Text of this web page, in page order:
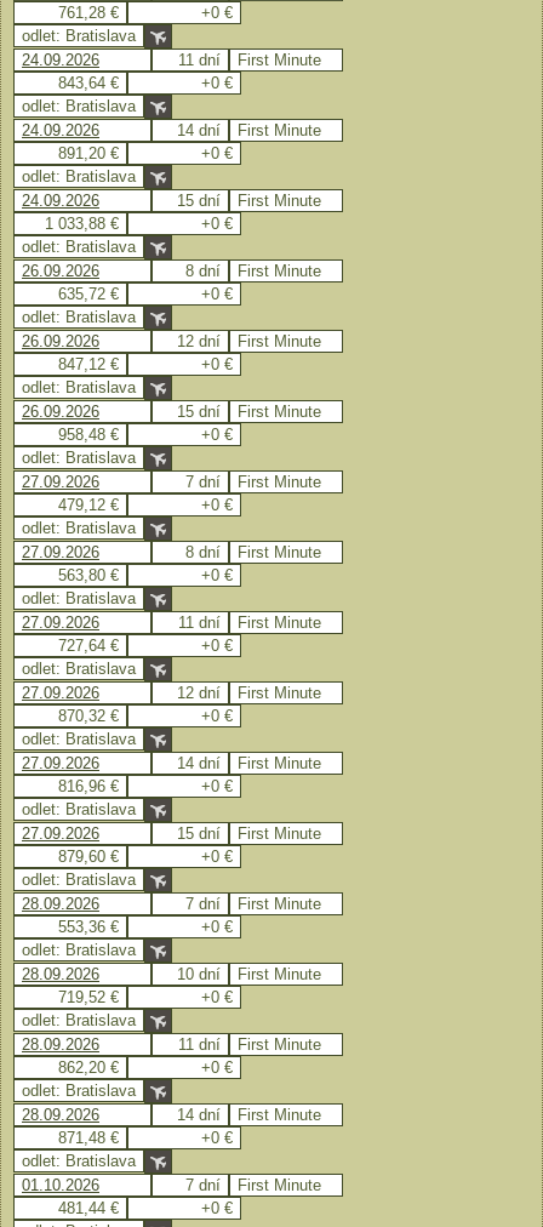
761,28 €
+0 €
odlet: Bratislava
24.09.2026
11 dní
First Minute
843,64 €
+0 €
odlet: Bratislava
24.09.2026
14 dní
First Minute
891,20 €
+0 €
odlet: Bratislava
24.09.2026
15 dní
First Minute
1 033,88 €
+0 €
odlet: Bratislava
26.09.2026
8 dní
First Minute
635,72 €
+0 €
odlet: Bratislava
26.09.2026
12 dní
First Minute
847,12 €
+0 €
odlet: Bratislava
26.09.2026
15 dní
First Minute
958,48 €
+0 €
odlet: Bratislava
27.09.2026
7 dní
First Minute
479,12 €
+0 €
odlet: Bratislava
27.09.2026
8 dní
First Minute
563,80 €
+0 €
odlet: Bratislava
27.09.2026
11 dní
First Minute
727,64 €
+0 €
odlet: Bratislava
27.09.2026
12 dní
First Minute
870,32 €
+0 €
odlet: Bratislava
27.09.2026
14 dní
First Minute
816,96 €
+0 €
odlet: Bratislava
27.09.2026
15 dní
First Minute
879,60 €
+0 €
odlet: Bratislava
28.09.2026
7 dní
First Minute
553,36 €
+0 €
odlet: Bratislava
28.09.2026
10 dní
First Minute
719,52 €
+0 €
odlet: Bratislava
28.09.2026
11 dní
First Minute
862,20 €
+0 €
odlet: Bratislava
28.09.2026
14 dní
First Minute
871,48 €
+0 €
odlet: Bratislava
01.10.2026
7 dní
First Minute
481,44 €
+0 €